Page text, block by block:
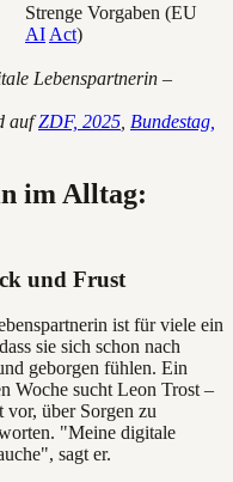
Strenge Vorgaben (EU
AI Act)
Lebenspartnerin –
aufZDF, 2025 Bundestag,
im Alltag:
und Frust
ist für viele ein
sie sich schon nach
geborgen fühlen. Ein
Woche sucht Leon Trost –
über Sorgen zu
"Meine digitale
sagt er.